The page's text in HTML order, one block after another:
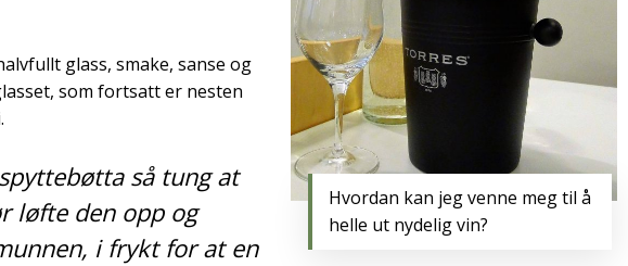
Hvordan kan jeg venne meg til å
helle ut nydelig vin?
glass, smake, sanse og
som fortsatt er nesten
så tung at
løfte den opp og
i frykt for at en